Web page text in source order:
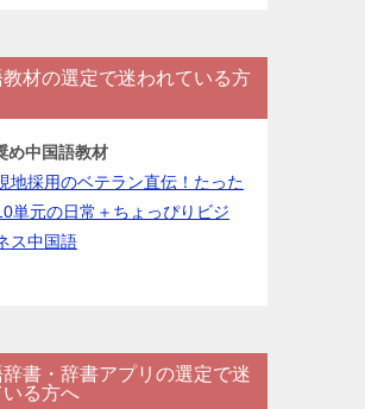
教材の選定で迷われている方
め中国語教材
地採用のベテラン直伝！たった
単元の日常＋ちょっぴりビジ
ス中国語
辞書・辞書アプリの選定で迷
る方へ